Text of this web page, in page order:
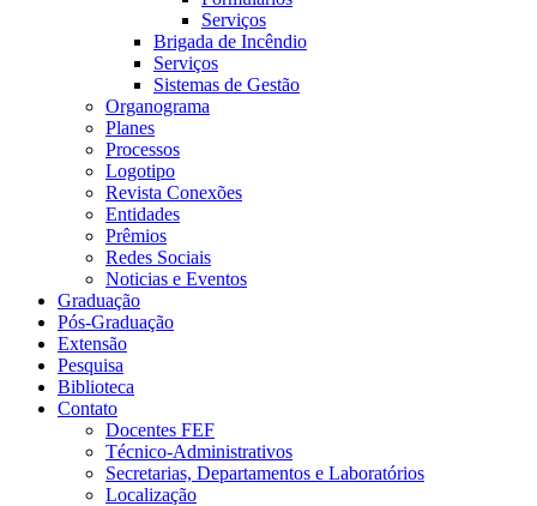
Serviços
Brigada de Incêndio
Serviços
Sistemas de Gestão
Organograma
Planes
Processos
Logotipo
Revista Conexões
Entidades
Prêmios
Redes Sociais
Noticias e Eventos
Graduação
Pós-Graduação
Extensão
Pesquisa
Biblioteca
Contato
Docentes FEF
Técnico-Administrativos
Secretarias, Departamentos e Laboratórios
Localização